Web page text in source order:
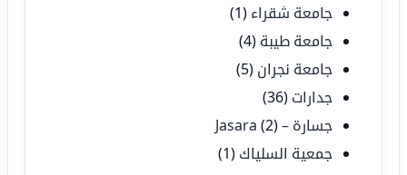
جامعة شقراء (1)
جامعة طيبة (4)
جامعة نجران (5)
جدارات (36)
جسارة – Jasara(2)
جمعية السلياك (1)